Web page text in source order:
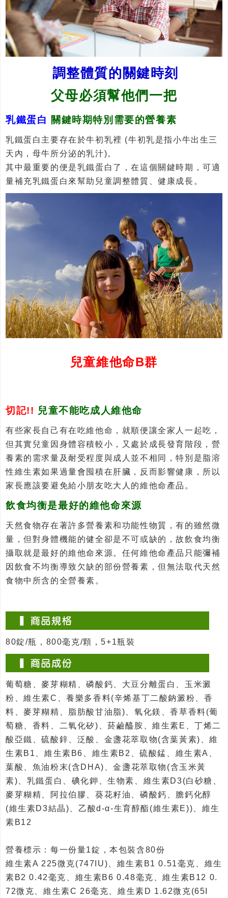
調整體質的關鍵時刻
父母必須幫他們一把
乳鐵蛋白 關鍵時期特別需要的營養素
乳鐵蛋白主要存在於牛初乳裡 (牛初乳是指小牛出生三
天內，母牛所分泌的乳汁)。
其中最重要的便是乳鐵蛋白了，在這個關鍵時期，可適
量補充乳鐵蛋白來幫助兒童調整體質、健康成長。
兒童維他命B群
切記!! 兒童不能吃成人維他命
有些家長自己有在吃維他命，就順便讓全家人一起吃，
但其實兒童因身體容積較小，又處於成長發育階段，營
養素的需求量及耐受程度與成人並不相同，特別是脂溶
性維生素如果過量會囤積在肝臟，反而影響健康，所以
家長應該要避免給小朋友吃大人的維他命產品。
飲食均衡是最好的維他命來源
天然食物存在著許多營養素和功能性物質，有的雖然微
量，但對身體機能的健全卻是不可或缺的，故飲食均衡
攝取就是最好的維他命來源。任何維他命產品只能彌補
因飲食不均衡導致欠缺的部份營養素，但無法取代天然
食物中所含的全營養素。
80錠/瓶，800毫克/顆，5+1瓶裝
葡萄糖、麥芽糊精、磷酸鈣、大豆分離蛋白、玉米澱
粉、維生素C、養樂多香料(辛烯基丁二酸鈉澱粉、香
料、麥芽糊精、脂肪酸甘油脂)、氧化鎂、香草香料(葡
萄糖、香料、二氧化矽)、菸鹼醯胺、維生素E、丁烯二
酸亞鐵、硫酸鋅、泛酸、金盞花萃取物(含葉黃素)、維
生素B1、維生素B6、維生素B2、硫酸錳、維生素A、
葉酸、魚油粉末(含DHA)、金盞花萃取物(含玉米黃
素)、乳鐵蛋白、碘化鉀、生物素、維生素D3(白砂糖、
麥芽糊精、阿拉伯膠、葵花籽油、磷酸鈣、膽鈣化醇
(維生素D3結晶)、乙酸d-α-生育醇酯(維生素E))、維生
素B12
營養標示：每一份量1錠，本包裝含80份
維生素A 225微克(747IU)、維生素B1 0.51毫克、維生
素B2 0.42毫克、維生素B6 0.48毫克、維生素B12 0.
72微克、維生素C 26毫克、維生素D 1.62微克(65I